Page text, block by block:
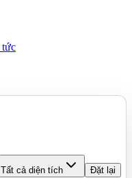
tức
Tất cả diện tích Đặt lại